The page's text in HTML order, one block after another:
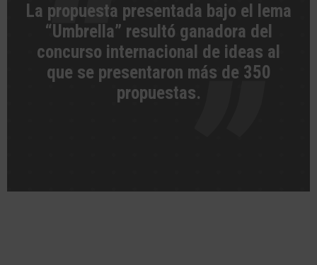
La propuesta presentada bajo el lema
“Umbrella” resultó ganadora del
concurso internacional de ideas al
que se presentaron más de 350
propuestas.